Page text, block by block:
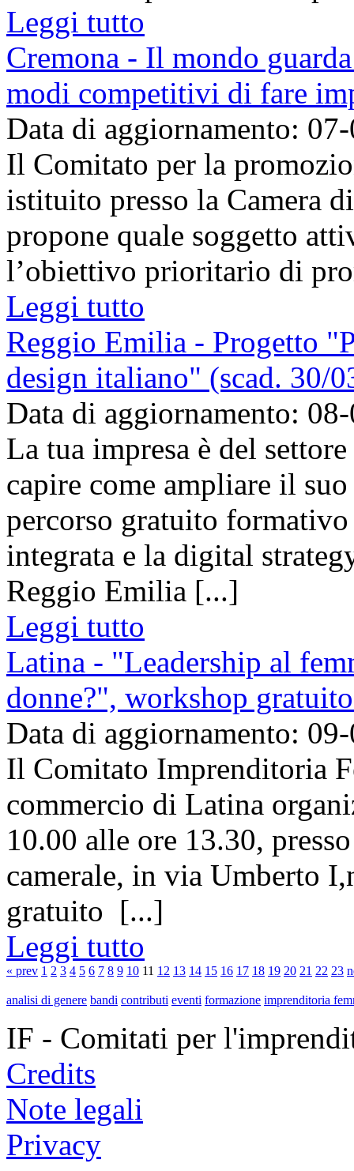
Leggi tutto
Cremona - Il mondo
modi competitivi di fare
Data di aggiornamento:
Il Comitato per la
istituito presso la Camera
propone quale soggetto
l’obiettivo prioritario di
Leggi tutto
Reggio Emilia - Progetto
design italiano" (scad. 30/
Data di aggiornamento:
La tua impresa è del
capire come ampliare il
percorso gratuito
integrata e la digital
Reggio Emilia [...]
Leggi tutto
Latina - "Leadership al
donne?", workshop
Data di aggiornamento:
Il Comitato Imprenditoria
commercio di Latina
10.00 alle ore 13.30,
camerale, in via Umberto
gratuito [...]
Leggi tutto
« prev 1 2 3 4 5 6 7 8 9 10 11 12 13 14 15 16 17 18 19 20 21 22 23
analisi di genere bandi contributi eventi formazione imprenditoria
IF - Comitati per
Credits
Note legali
Privacy